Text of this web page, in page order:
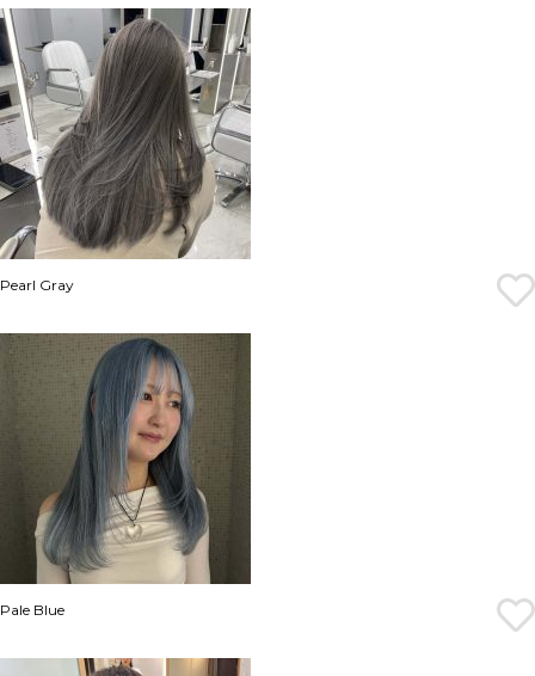
Pearl Gray
Pale Blue